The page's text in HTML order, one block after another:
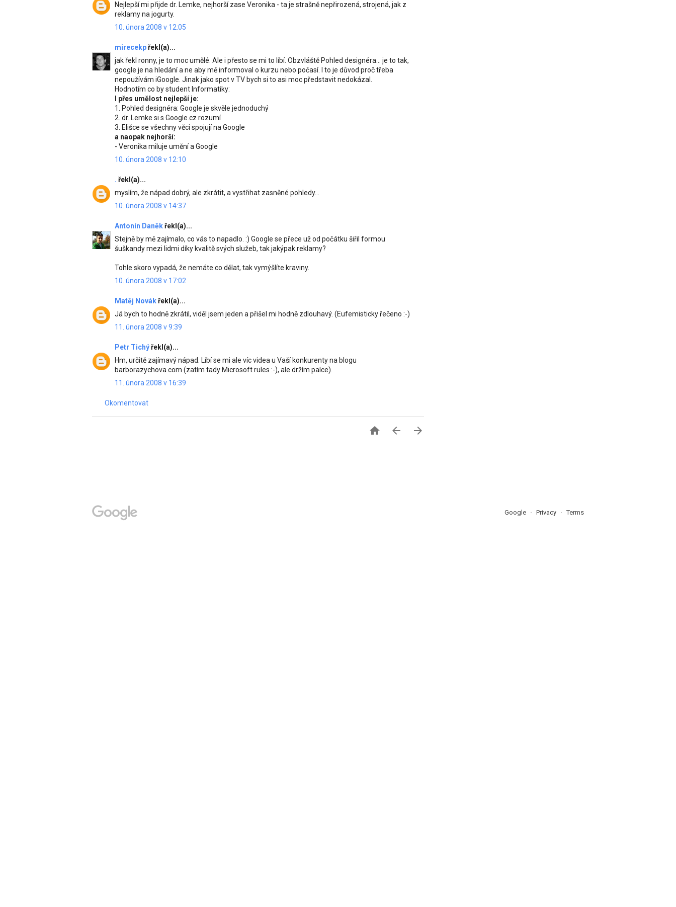
Nejlepší mi přijde dr. Lemke, nejhorší zase Veronika - ta je strašně nepřirozená, strojená, jak z
reklamy na jogurty.
10. února 2008 v 12:05
mirecekpřekl(a)...
jak řekl ronny, je to moc umělé. Ale i přesto se mi to líbí. Obzvláště Pohled designéra... je to tak,
google je na hledání a ne aby mě informoval o kurzu nebo počasí. I to je důvod proč třeba
nepoužívám iGoogle. Jinak jako spot v TV bych si to asi moc představit nedokázal.
Hodnotím co by student Informatiky:
I přes umělost nejlepší je:
1. Pohled designéra: Google je skvěle jednoduchý
2. dr. Lemke si s Google.cz rozumí
3. Elišce se všechny věci spojují na Google
a naopak nejhorší:
- Veronika miluje umění a Google
10. února 2008 v 12:10
. řekl(a)...
myslím, že nápad dobrý, ale zkrátit, a vystřihat zasněné pohledy...
10. února 2008 v 14:37
Antonín Daněkřekl(a)...
Stejně by mě zajímalo, co vás to napadlo. :) Google se přece už od počátku šiřil formou
šuškandy mezi lidmi díky kvalitě svých služeb, tak jakýpak reklamy?
Tohle skoro vypadá, že nemáte co dělat, tak vymýšlíte kraviny.
10. února 2008 v 17:02
Matěj Novákřekl(a)...
Já bych to hodně zkrátil, viděl jsem jeden a přišel mi hodně zdlouhavý. (Eufemisticky řečeno :-)
11. února 2008 v 9:39
Petr Tichýřekl(a)...
Hm, určitě zajímavý nápad. Líbí se mi ale víc videa u Vaší konkurenty na blogu
barborazychova.com (zatím tady Microsoft rules :-), ale držím palce).
11. února 2008 v 16:39
Okomentovat
  
Google Privacy Terms